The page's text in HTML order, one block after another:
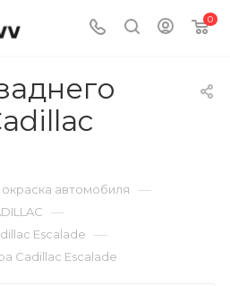
0
автомобиля —
—
Escalade —
Cadillac Escalade